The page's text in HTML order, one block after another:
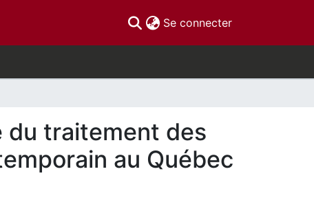
Se connecter(current)
du traitement des
au Québec